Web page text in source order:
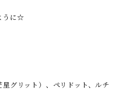
うに☆
グリット）、ペリドット、ルチ